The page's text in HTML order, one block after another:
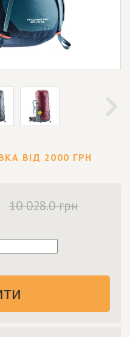
ВІД 2000 ГРН
10 028.0 грн